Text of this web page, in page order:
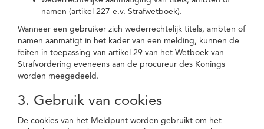
namen (artikel 227 e.v. Strafwetboek).
Wanneer een gebruiker zich wederrechtelijk titels, ambten of
namen aanmatigt in het kader van een melding, kunnen de
feiten in toepassing van artikel 29 van het Wetboek van
Strafvordering eveneens aan de procureur des Konings
worden meegedeeld.
3. Gebruik van cookies
De cookies van het Meldpunt worden gebruikt om het